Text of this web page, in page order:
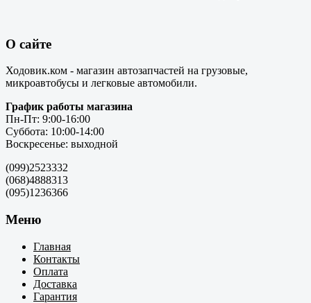
О сайте
Ходовик.ком - магазин автозапчастей на грузовые,
микроавтобусы и легковые автомобили.
График работы магазина
Пн-Пт: 9:00-16:00
Суббота: 10:00-14:00
Воскресенье: выходной
(099)2523332
(068)4888313
(095)1236366
Меню
Главная
Контакты
Оплата
Доставка
Гарантия